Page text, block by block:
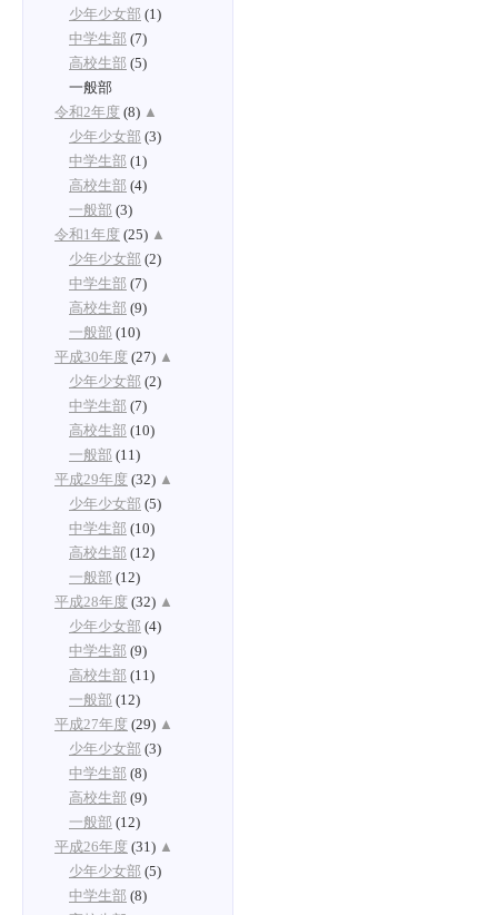
少年少女部 (1)
中学生部 (7)
高校生部 (5)
一般部
令和2年度 (8) ▲
少年少女部 (3)
中学生部 (1)
高校生部 (4)
一般部 (3)
令和1年度 (25) ▲
少年少女部 (2)
中学生部 (7)
高校生部 (9)
一般部 (10)
平成30年度 (27) ▲
少年少女部 (2)
中学生部 (7)
高校生部 (10)
一般部 (11)
平成29年度 (32) ▲
少年少女部 (5)
中学生部 (10)
高校生部 (12)
一般部 (12)
平成28年度 (32) ▲
少年少女部 (4)
中学生部 (9)
高校生部 (11)
一般部 (12)
平成27年度 (29) ▲
少年少女部 (3)
中学生部 (8)
高校生部 (9)
一般部 (12)
平成26年度 (31) ▲
少年少女部 (5)
中学生部 (8)